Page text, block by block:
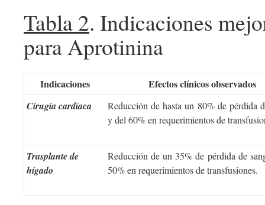
Tabla 2. Indicaciones
para Aprotinina
Indicaciones Efectos clínicos observados
Cirugía cardíaca
Reducción de hasta un 80% de pérdida
y del 60% en requerimientos de
Trasplante de
hígado
Reducción de un 35% de pérdida de
50% en requerimientos de transfusiones.